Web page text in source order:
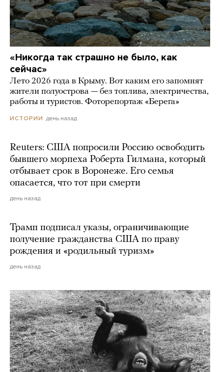
«Никогда так страшно не было, как
сейчас»
Лето 2026 года в Крыму. Вот каким его запомнят
жители полуострова — без топлива, электричества,
работы и туристов. Фоторепортаж «Берега»
ИСТОРИИ день назад
Reuters: США попросили Россию освободить
бывшего морпеха Роберта Гилмана, который
отбывает срок в Воронеже. Его семья
опасается, что тот при смерти
день назад
Трамп подписал указы, ограничивающие
получение гражданства США по праву
рождения и «родильный туризм»
день назад